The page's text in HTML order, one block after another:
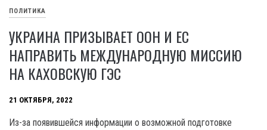
ПОЛИТИКА
УКРАИНА ПРИЗЫВАЕТ ООН И ЕС
НАПРАВИТЬ МЕЖДУНАРОДНУЮ МИССИЮ
НА КАХОВСКУЮ ГЭС
21 ОКТЯБРЯ, 2022
Из-за появившейся информации о возможной подготовке